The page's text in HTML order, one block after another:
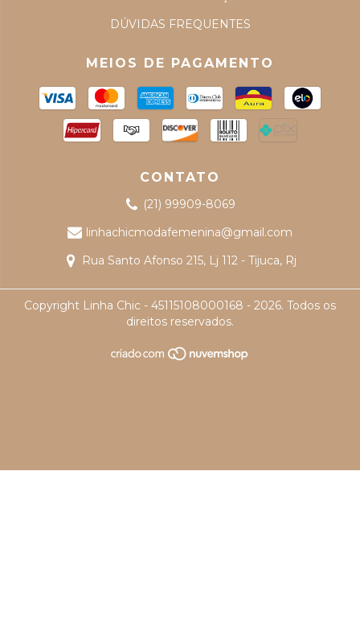
DÚVIDAS FREQUENTES
MEIOS DE PAGAMENTO
CONTATO
(21) 99909-8069
linhachicmodafemenina@gmail.com
Rua Santo Afonso 215, Lj 112 - Tijuca, Rj
Copyright Linha Chic - 45115108000168 - 2026. Todos os
direitos reservados.